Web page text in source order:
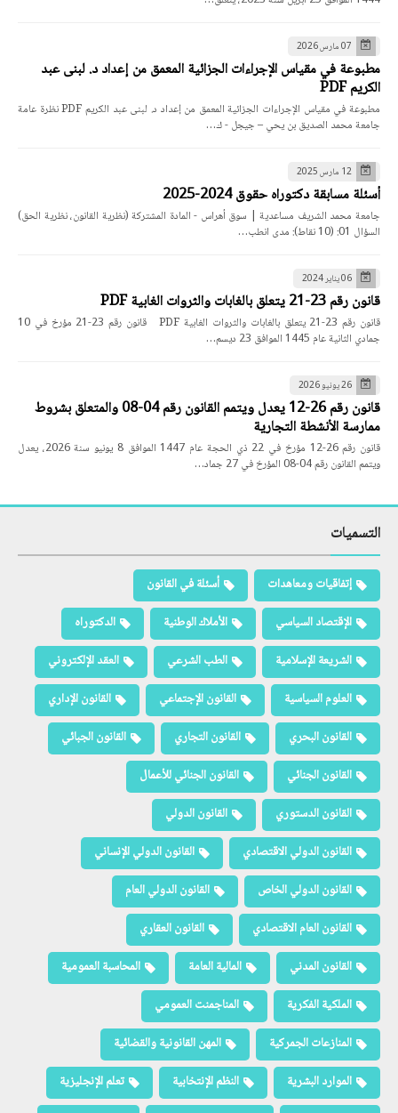
07 مارس 2026
مطبوعة في مقياس الإجراءات الجزائية المعمق من إعداد د. لبنى عبد
الكريم PDF
مطبوعة في مقياس الإجراءات الجزائية المعمق من إعداد د. لبنى عبد الكريم PDF نظرة عامة
جامعة محمد الصديق بن يحي – جيجل - ك…
12 مارس 2025
أسئلة مسابقة دكتوراه حقوق 2024-2025
جامعة محمد الشريف مساعدية | سوق أهراس - المادة المشتركة (نظرية القانون، نظرية الحق)
السؤال 01: (10 نقاط): مدى انطب…
06 يناير 2024
قانون رقم 23-21 يتعلق بالغابات والثروات الغابية PDF
قانون رقم 23-21 يتعلق بالغابات والثروات الغابية PDF قانون رقم 23-21 مؤرخ في 10
جمادي الثانية عام 1445 الموافق 23 ديسم…
26 يونيو 2026
قانون رقم 26-12 يعدل ويتمم القانون رقم 04-08 والمتعلق بشروط
ممارسة الأنشطة التجارية
قانون رقم 26-12 مؤرخ في 22 ذي الحجة عام 1447 الموافق 8 يونيو سنة 2026، يعدل
ويتمم القانون رقم 04-08 المؤرخ في 27 جماد…
التسميات
إتفاقيات ومعاهدات
أسئلة في القانون
الإقتصاد السياسي
الأملاك الوطنية
الدكتوراه
الشريعة الإسلامية
الطب الشرعي
العقد الإلكتروني
العلوم السياسية
القانون الإجتماعي
القانون الإداري
القانون البحري
القانون التجاري
القانون الجبائي
القانون الجنائي
القانون الجنائي للأعمال
القانون الدستوري
القانون الدولي
القانون الدولي الاقتصادي
القانون الدولي الإنساني
القانون الدولي الخاص
القانون الدولي العام
القانون العام الاقتصادي
القانون العقاري
القانون المدني
المالية العامة
المحاسبة العمومية
الملكية الفكرية
المناجمنت العمومي
المنازعات الجمركية
المهن القانونية والقضائية
الموارد البشرية
النظم الإنتخابية
تعلم الإنجليزية